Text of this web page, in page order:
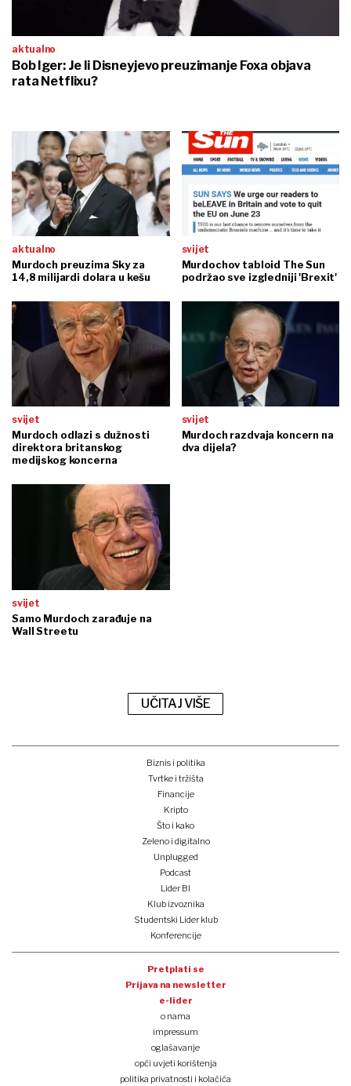
aktualno
Bob Iger: Je li Disneyjevo preuzimanje Foxa objava
rata Netflixu?
aktualno
Murdoch preuzima Sky za
14,8 milijardi dolara u kešu
svijet
Murdochov tabloid The Sun
podržao sve izgledniji 'Brexit'
svijet
Murdoch odlazi s dužnosti
direktora britanskog
medijskog koncerna
svijet
Murdoch razdvaja koncern na
dva dijela?
svijet
Samo Murdoch zarađuje na
Wall Streetu
UČITAJ VIŠE
Biznis i politika
Tvrtke i tržišta
Financije
Kripto
Što i kako
Zeleno i digitalno
Unplugged
Podcast
Lider BI
Klub izvoznika
Studentski Lider klub
Konferencije
Pretplati se
Prijava na newsletter
e-lider
o nama
impressum
oglašavanje
opći uvjeti korištenja
politika privatnosti i kolačića